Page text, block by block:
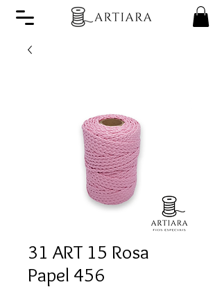
31 ART 15 Rosa
Papel 456